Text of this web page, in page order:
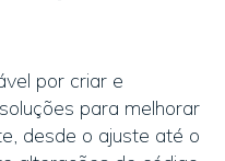
​​por criar e
para melhorar
desde o ajuste até o